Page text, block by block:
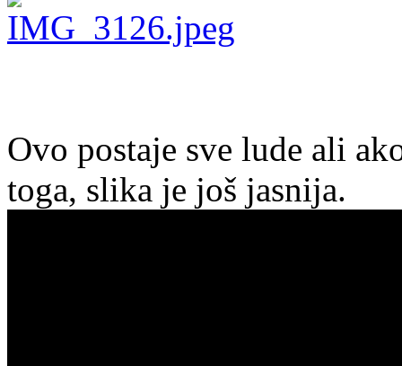
Ovo postaje sve lude ali
toga, slika je još jasnija.